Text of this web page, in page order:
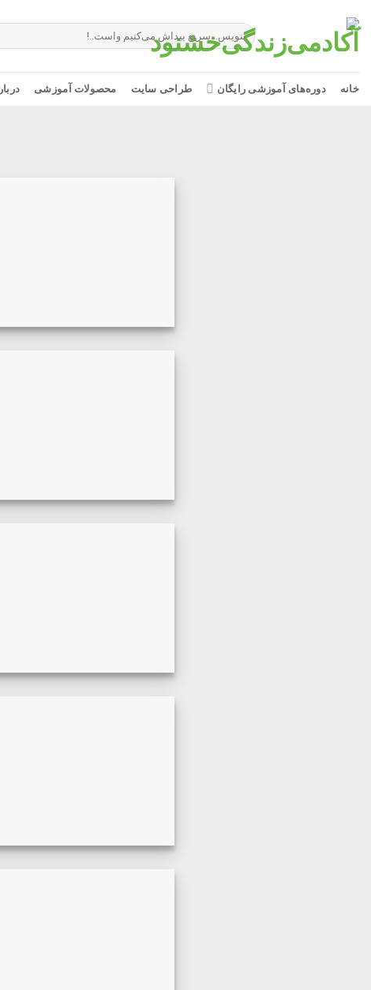
to
content
جستجو
برای:
خانه دوره‌های آموزشی رایگان طراحی سایت محصولات آموزشی